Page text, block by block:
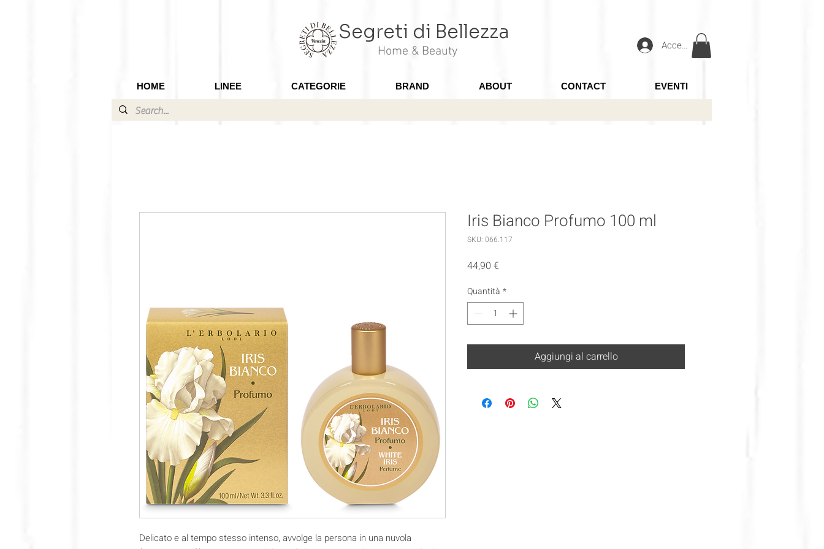
Segreti di Bellezza
Home & Beauty Accedi
HOME LINEE CATEGORIE BRAND ABOUT CONTACT EVENTI
Delicato e al tempo stesso intenso, avvolge la persona in una nuvola
Iris Bianco Profumo 100 ml
SKU: 066.117
44,90 €
Quantità *
Aggiungi al carrello